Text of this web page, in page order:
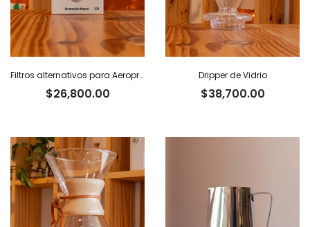
Filtros alternativos para Aeropress x 100 u.
$26,800.00
Dripper de Vidrio
$38,700.00